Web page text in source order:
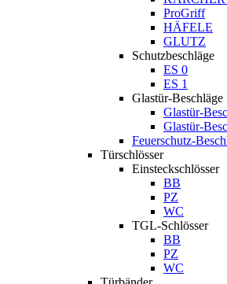
ProGriff
HÄFELE
GLUTZ
Schutzbeschläge
ES 0
ES 1
Glastür-Beschläge
Glastür-
Glastür-
Feuerschutz-
Türschlösser
Einsteckschlösser
BB
PZ
WC
TGL-Schlösser
BB
PZ
WC